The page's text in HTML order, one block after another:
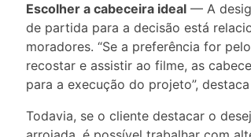
Escolher a cabeceira ideal — A
de partida para a decisão está
moradores. “Se a preferência for
recostar e assistir ao filme, as
para a execução do projeto”,
Todavia, se o cliente destacar o